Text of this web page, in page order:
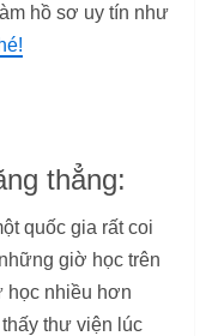
hồ sơ uy tín như
thẳng:
quốc gia rất coi
giờ học trên
học nhiều hơn
thư viện lúc